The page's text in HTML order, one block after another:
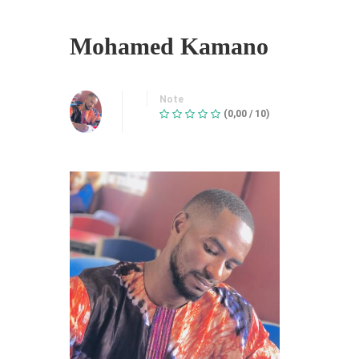
Mohamed Kamano
Note
(0,00 / 10)